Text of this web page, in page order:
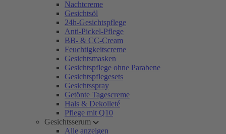
Nachtcreme
Gesichtsöl
24h-Gesichtspflege
Anti-Pickel-Pflege
BB- & CC-Cream
Feuchtigkeitscreme
Gesichtsmasken
Gesichtspflege ohne Parabene
Gesichtspflegesets
Gesichtsspray
Getönte Tagescreme
Hals & Dekolleté
Pflege mit Q10
Gesichtsserum
Alle anzeigen